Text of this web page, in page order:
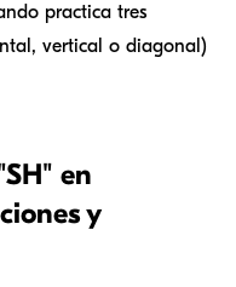
practica tres
vertical o diagonal)
en
y